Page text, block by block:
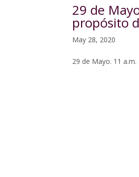
29 de
propósito
May 28, 2020
29 de Mayo. 11